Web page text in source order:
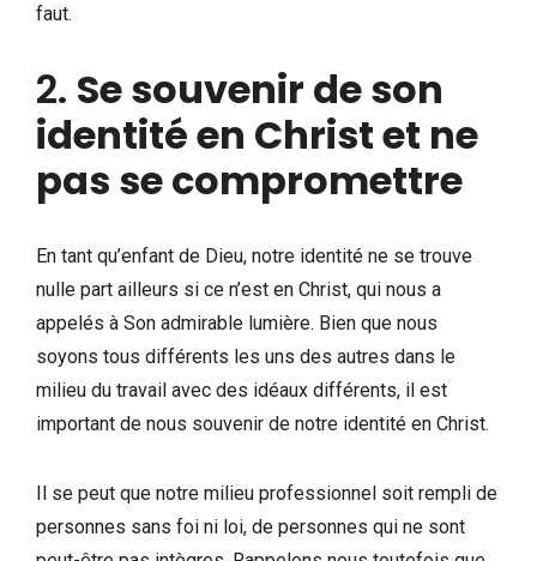
faut.
2. Se souvenir de son
identité en Christ et ne
pas se compromettre
En tant qu’enfant de Dieu, notre identité ne se trouve
nulle part ailleurs si ce n’est en Christ, qui nous a
appelés à Son admirable lumière. Bien que nous
soyons tous différents les uns des autres dans le
milieu du travail avec des idéaux différents, il est
important de nous souvenir de notre identité en Christ.
Il se peut que notre milieu professionnel soit rempli de
personnes sans foi ni loi, de personnes qui ne sont